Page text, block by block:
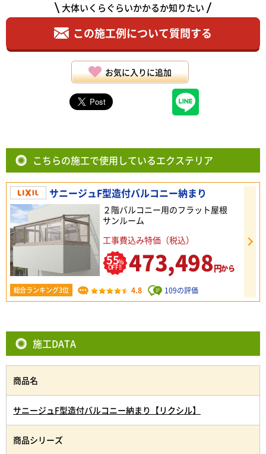
大体いくらぐらいかかるか知りたい
この施工例について質問する
お気に入りに追加
こちらの施工で使用しているエクステリア
サニージュF型造付バルコニー納まり
２階バルコニー用のフラット屋根
サンルーム
工事費込み特価（税込）
55%
OFF!! 473,498円から
総合ランキング3位 4.8 109の評価
施工DATA
商品名
サニージュF型造付バルコニー納まり【リクシル】
商品シリーズ